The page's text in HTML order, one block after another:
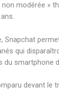
modérée »
Snapchat
qui
du smartphone
devant le